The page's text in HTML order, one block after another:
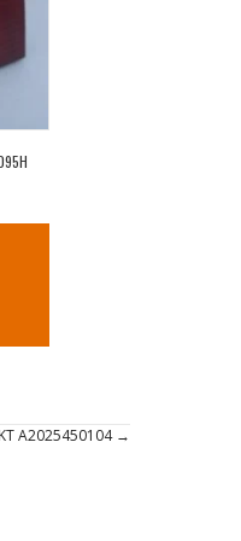
A2025450104 →